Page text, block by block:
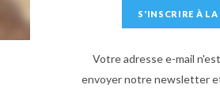
Votre adresse e-mail
envoyer notre newsletter